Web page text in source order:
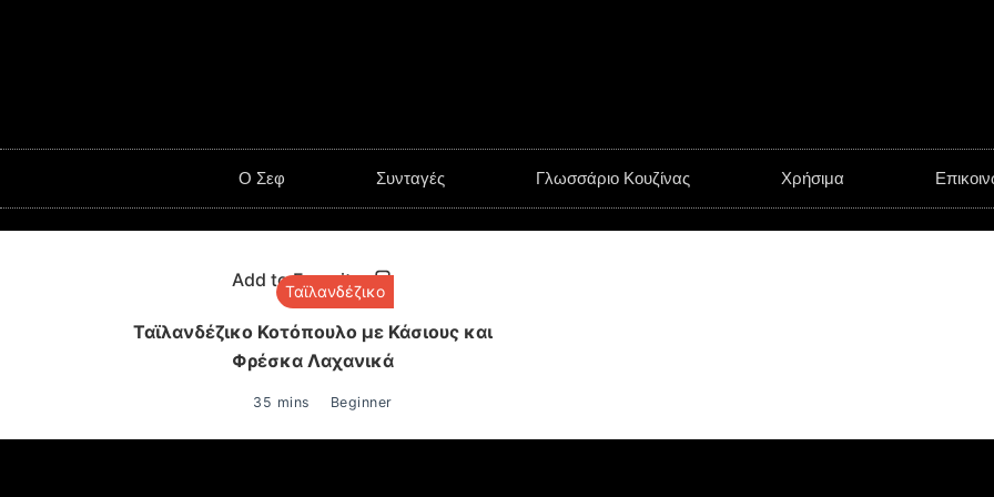
O Σεφ Συνταγές Γλωσσάριο Κουζίνας Χρήσιμα
Add to Favorites
Ταϊλανδέζικο
Ταϊλανδέζικο Κοτόπουλο με Κάσιους και
Φρέσκα Λαχανικά
35 mins Beginner